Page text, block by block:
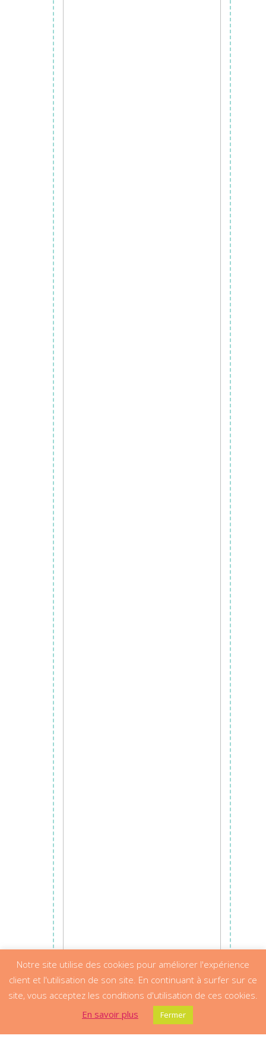
Notre site utilise des cookies pour améliorer l'expérience
client et l'utilisation de son site. En continuant à surfer sur ce
site, vous acceptez les conditions d'utilisation de ces cookies.
En savoir plus
Fermer